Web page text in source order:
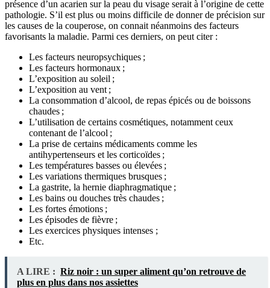
présence d’un acarien sur la peau du visage serait à l’origine de cette
pathologie. S’il est plus ou moins difficile de donner de précision sur
les causes de la couperose, on connait néanmoins des facteurs
favorisants la maladie. Parmi ces derniers, on peut citer :
Les facteurs neuropsychiques ;
Les facteurs hormonaux ;
L’exposition au soleil ;
L’exposition au vent ;
La consommation d’alcool, de repas épicés ou de boissons
chaudes ;
L’utilisation de certains cosmétiques, notamment ceux
contenant de l’alcool ;
La prise de certains médicaments comme les
antihypertenseurs et les corticoïdes ;
Les températures basses ou élevées ;
Les variations thermiques brusques ;
La gastrite, la hernie diaphragmatique ;
Les bains ou douches très chaudes ;
Les fortes émotions ;
Les épisodes de fièvre ;
Les exercices physiques intenses ;
Etc.
A LIRE : Riz noir : un super aliment qu’on retrouve de
plus en plus dans nos assiettes